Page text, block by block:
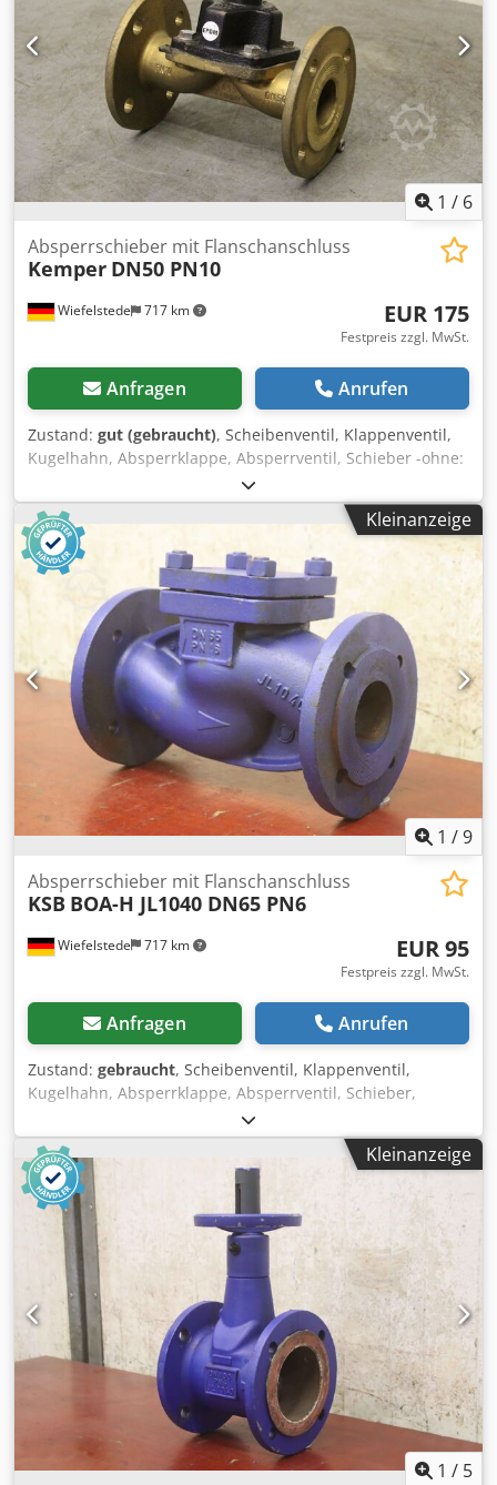
1 / 6
Wiefelstede 717 km
Absperrschieber mit Flanschanschluss
Kemper DN50 PN10
EUR 175
Festpreis zzgl. MwSt.
Anfragen Anrufen
Zustand: gut (gebraucht), Scheibenventil, Klappenventil,
Kugelhahn, Absperrklappe, Absperrventil, Schieber -ohne:
Antrieb -Anschluß: DN50 -Breite: 230 mm -Nenndruck:
PN10 -Abmessungen: 230/163/H254 mm -Gewicht: 9,4 kg
Chedpfod I I Huex Alrsa
Kleinanzeige
1 /9
Wiefelstede 717 km
Absperrschieber mit Flanschanschluss
KSB BOA-H JL1040 DN65 PN6
EUR 95
Festpreis zzgl. MwSt.
Anfragen Anrufen
Zustand: gebraucht, Scheibenventil, Klappenventil,
Kugelhahn, Absperrklappe, Absperrventil, Schieber,
Membranventil, Membran-Absperrventil, Flanschen-
Absperrventil -Hersteller: KSB, Absperrschieber
Absperrventil Typ BOA-H JL1040 ohne Antrieb -Anschluß:
DN 65 PN 6 -Anzahl: 2x Ventil vorhanden -Preis: pro Stück -
Abmessung: 200/150/H180 mm -Gewicht: 17,7 kg/St. Cjdpfx
Alsrp Ik Doroha
Kleinanzeige
1 / 5